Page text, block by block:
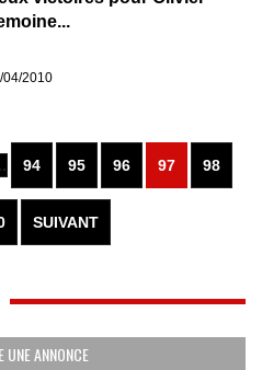
04/2010
94 95 96 97 98
SUIVANT
UNE ANNONCE